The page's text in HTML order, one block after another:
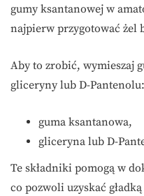
gumy ksantanowej w
najpierw przygotować żel
Aby to zrobić, wymieszaj
gliceryny lub D-Pantenolu:
guma ksantanowa,
gliceryna lub D-
Te składniki pomogą w
co pozwoli uzyskać